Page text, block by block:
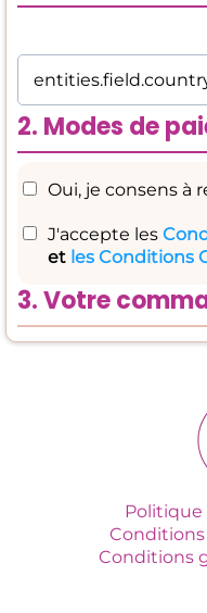
2. Modes de
Oui, je consens à
J'accepte les
et les Conditions
3. Votre
Conditions